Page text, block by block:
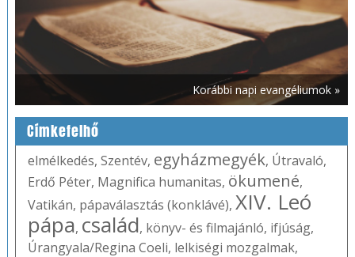
Korábbi napi evangéliumok »
Címkefelhő
elmélkedés, Szentév, egyházmegyék, Útravaló,
Erdő Péter, Magnifica humanitas, ökumené,
Vatikán, pápaválasztás (konklávé), XIV. Leó
pápa, család, könyv- és filmajánló, ifjúság,
Úrangyala/Regina Coeli, lelkiségi mozgalmak,